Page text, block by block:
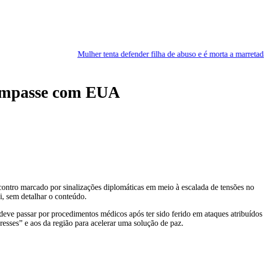
Mulher tenta defender filha de abuso e é morta a marretadas pelo
com EUA
marcado por sinalizações diplomáticas em meio à escalada de tensões no
sem detalhar o conteúdo.
passar por procedimentos médicos após ter sido ferido em ataques atribuídos
e aos da região para acelerar uma solução de paz.